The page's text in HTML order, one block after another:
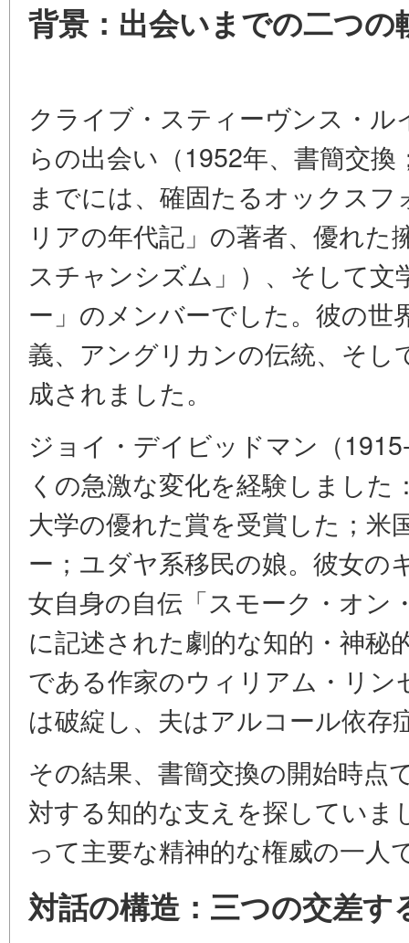
背景：出会いまでの二つの
クライブ・スティーヴンス・
らの出会い（1952年、書簡交
までには、確固たるオックス
リアの年代記」の著者、優れた
スチャンシズム」）、そして
ー」のメンバーでした。彼の世
義、アングリカンの伝統、そし
成されました。
ジョイ・デイビッドマン（
くの急激な変化を経験しまし
大学の優れた賞を受賞した；米
ー；ユダヤ系移民の娘。彼女の
女自身の自伝「スモーク・オン
に記述された劇的な知的・神秘
である作家のウィリアム・リ
は破綻し、夫はアルコール依存
その結果、書簡交換の開始時点
対する知的な支えを探してい
って主要な精神的な権威の一人
対話の構造：三つの交差す